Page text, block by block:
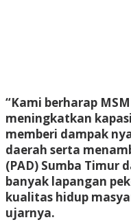
“Kami berharap
meningkatkan
memberi dampak
daerah serta
(PAD) Sumba Timur
banyak lapangan
kualitas hidup
ujarnya.